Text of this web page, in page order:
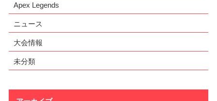
Apex Legends
ニュース
大会情報
未分類